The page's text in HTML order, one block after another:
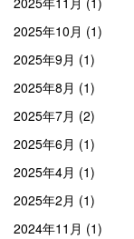
2025年10月 (1)
2025年9月 (1)
2025年8月 (1)
2025年7月 (2)
2025年6月 (1)
2025年4月 (1)
2025年2月 (1)
2024年11月 (1)